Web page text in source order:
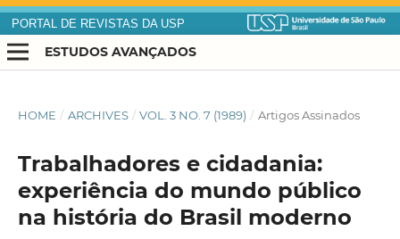
PORTAL DE REVISTAS DA USP
ESTUDOS AVANÇADOS
HOME / ARCHIVES / VOL. 3 NO. 7 (1989) / Artigos Assinados
Trabalhadores e cidadania:
experiência do mundo público
na história do Brasil moderno